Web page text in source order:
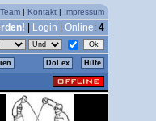
Team | Kontakt | Impressum
Login Online: 4
DoLex Hilfe